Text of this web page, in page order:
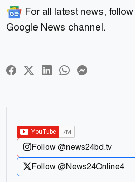
For all latest news,
Google News channel.
Follow @news24bd.tv
Follow @News24Online4